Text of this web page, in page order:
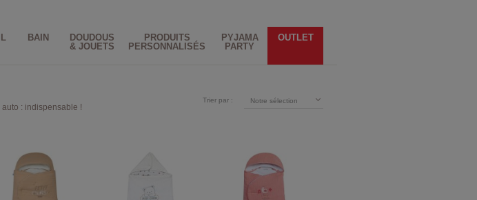
BAIN
DOUDOUS
& JOUETS
PRODUITS
PERSONNALISÉS
PYJAMA
PARTY
OUTLET
: indispensable !
Trier par : Notre sélection